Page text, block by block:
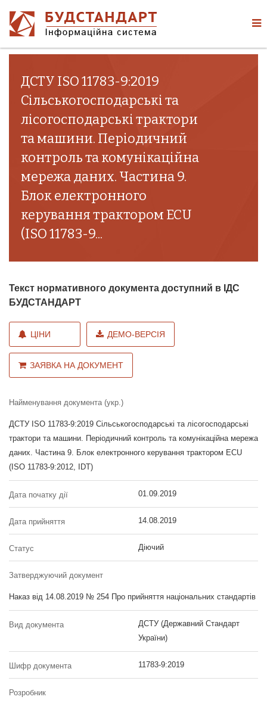
ДСТУ ISO 11783-9:2019
Сільськогосподарські та
лісогосподарські трактори
та машини. Періодичний
контроль та комунікаційна
мережа даних. Частина 9.
Блок електронного
керування трактором ECU
(ISO 11783-9...
Текст нормативного документа доступний в ІДС
БУДСТАНДАРТ
ЦІНИ ДЕМО-ВЕРСІЯ
ЗАЯВКА НА ДОКУМЕНТ
Найменування документа (укр.)
ДСТУ ISO 11783-9:2019 Сільськогосподарські та лісогосподарські
трактори та машини. Періодичний контроль та комунікаційна мережа
даних. Частина 9. Блок електронного керування трактором ECU
(ISO 11783-9:2012, IDT)
Дата початку дії 01.09.2019
Дата прийняття 14.08.2019
Статус Діючий
Затверджуючий документ
Наказ від 14.08.2019 № 254 Про прийняття національних стандартів
Вид документа
ДСТУ (Державний Стандарт
України)
Шифр документа 11783-9:2019
Розробник